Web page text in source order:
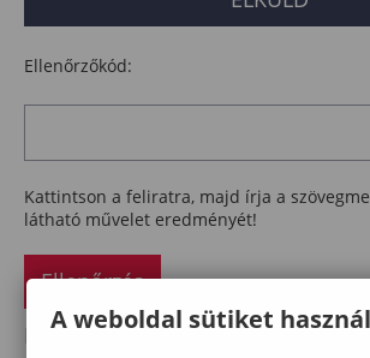
Ellenőrzőkód:
Kattintson a feliratra, majd írja a
látható művelet eredményét!
Ellenőrzés
Esemény importálása saját
A weboldal sütiket használ